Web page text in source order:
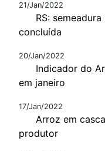
21/Jan/2022
RS:
concluída
20/Jan/2022
Indicador do
em janeiro
17/Jan/2022
Arroz em
produtor